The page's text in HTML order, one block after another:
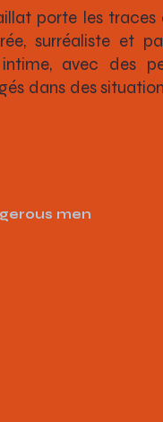
porte les traces
surréaliste et
avec des
dans des
men